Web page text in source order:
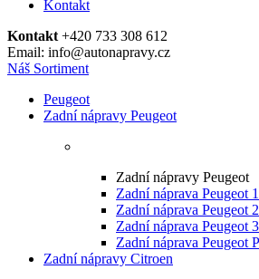
Kontakt
Kontakt +420 733 308 612
Email: info@autonapravy.cz
Náš Sortiment
Peugeot
Zadní nápravy Peugeot
Zadní nápravy Peugeot
Zadní náprava Peugeot
Zadní náprava Peugeot
Zadní náprava Peugeot
Zadní náprava Peugeot
Zadní nápravy Citroen